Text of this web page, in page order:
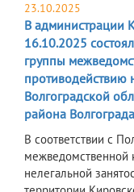
23.10.2025
В администрации
16.10.2025
группы
противодействию
Волгоградской
района Волгограда
В соответствии с
межведомственной
нелегальной